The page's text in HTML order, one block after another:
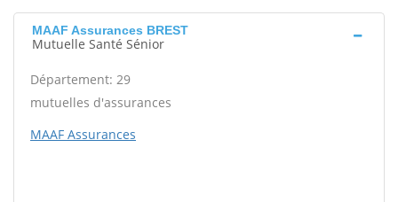
MAAF Assurances BREST
Mutuelle Santé Sénior
Département: 29
mutuelles d'assurances
MAAF Assurances